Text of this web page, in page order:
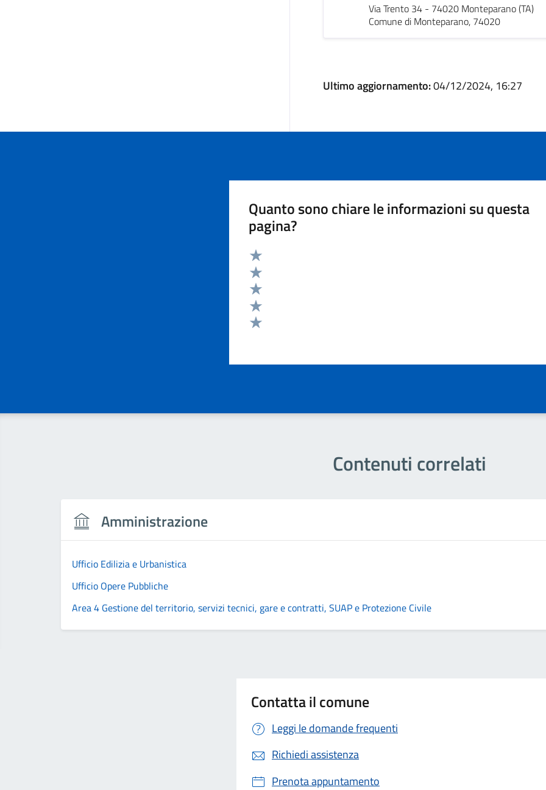
Via Trento 34 - 74020 Monteparano (TA)
Comune di Monteparano, 74020
Ultimo aggiornamento:04/12/2024, 16:27
Quanto sono chiare le informazioni su questa
pagina?
Valuta 5 stelle su 5
Valuta 4 stelle su 5
Valuta 3 stelle su 5
Valuta 2 stelle su 5
Contenuti correlati
Amministrazione
Ufficio Edilizia e Urbanistica
Ufficio Opere Pubbliche
Area 4 Gestione del territorio, servizi tecnici, gare e contratti, SUAP e Protezione Civile
Contatta il comune
Leggi le domande frequenti
Richiedi assistenza
Prenota appuntamento